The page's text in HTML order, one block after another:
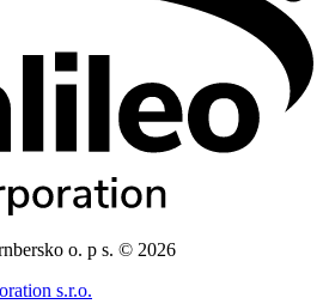
o. p s. © 2026
s.r.o.